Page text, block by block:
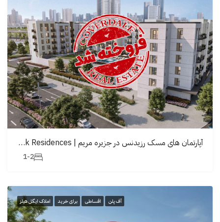
آپارتمان های مسک رزیدنس در جزیرە مریم | Mesk Residences
1-2
آف پلن اقساطی برای خرید املاک ایگل هیلز